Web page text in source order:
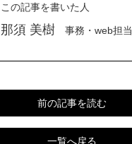
この記事を書いた人
那須 美樹 事務・web担当
前の記事を読む
一覧へ戻る